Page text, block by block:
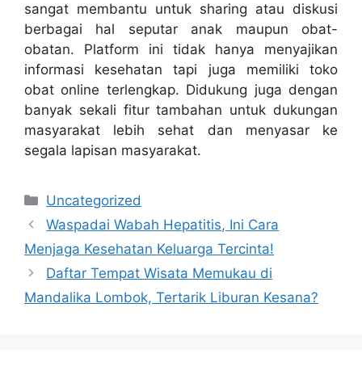
sangat membantu untuk sharing atau diskusi
berbagai hal seputar anak maupun obat-
obatan. Platform ini tidak hanya menyajikan
informasi kesehatan tapi juga memiliki toko
obat online terlengkap. Didukung juga dengan
banyak sekali fitur tambahan untuk dukungan
masyarakat lebih sehat dan menyasar ke
segala lapisan masyarakat.
Categories
Uncategorized
Waspadai Wabah Hepatitis, Ini Cara
Menjaga Kesehatan Keluarga Tercinta!
Daftar Tempat Wisata Memukau di
Mandalika Lombok, Tertarik Liburan Kesana?